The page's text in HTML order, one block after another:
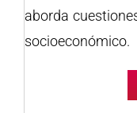
aborda
socioeconómico.